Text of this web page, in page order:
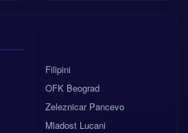
Filipini
OFK Beograd
Zeleznicar Pancevo
Mladost Lucani